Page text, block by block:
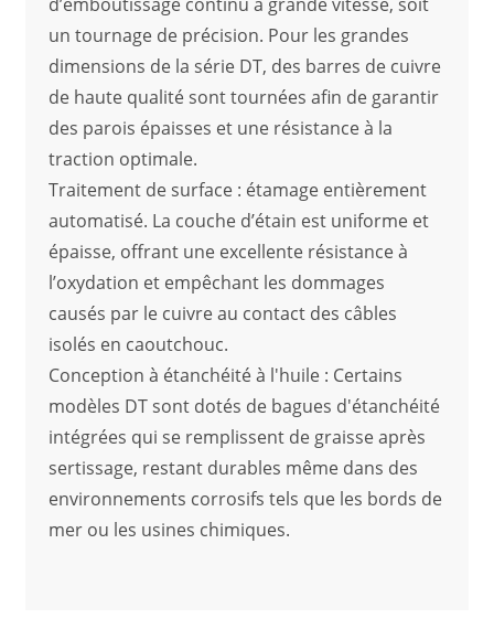
un tournage de précision. Pour les grandes
dimensions de la série DT, des barres de cuivre
de haute qualité sont tournées afin de garantir
des parois épaisses et une résistance à la
traction optimale.
Traitement de surface : étamage entièrement
automatisé. La couche d’étain est uniforme et
épaisse, offrant une excellente résistance à
l’oxydation et empêchant les dommages
causés par le cuivre au contact des câbles
isolés en caoutchouc.
Conception à étanchéité à l'huile : Certains
modèles DT sont dotés de bagues d'étanchéité
intégrées qui se remplissent de graisse après
sertissage, restant durables même dans des
environnements corrosifs tels que les bords de
mer ou les usines chimiques.